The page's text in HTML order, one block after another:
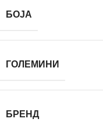
БОЈА
ГОЛЕМИНИ
БРЕНД